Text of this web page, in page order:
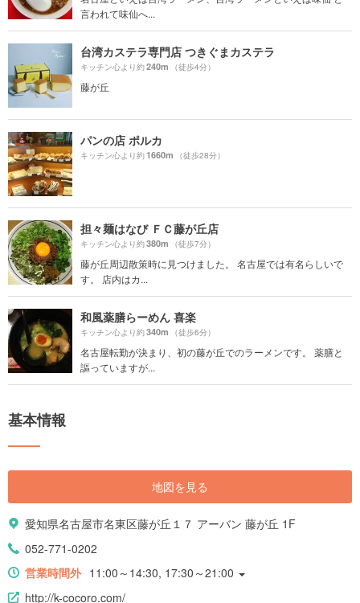
言われて味仙へ...
台湾カステラ専門店 つきぐまカステラ
キッチン心より約240m （徒歩4分）
藤が丘
パンの店 ポルカ
キッチン心より約1660m （徒歩28分）
担々麺はなび ＦＣ藤が丘店
キッチン心より約380m （徒歩7分）
藤が丘周辺散策時に見つけました。 名古屋では有名らしいで
す。 店内はカ...
和風薬膳らーめん 喜楽
キッチン心より約340m （徒歩6分）
名古屋転勤が決まり、初の藤が丘でのラーメンです。 薬膳と
謳っていますが...
基本情報
地図を見る
愛知県名古屋市名東区藤が丘１７ アーバン 藤が丘 1F
052-771-0202
営業時間外 11:00～14:30, 17:30～21:00
http://k-cocoro.com/